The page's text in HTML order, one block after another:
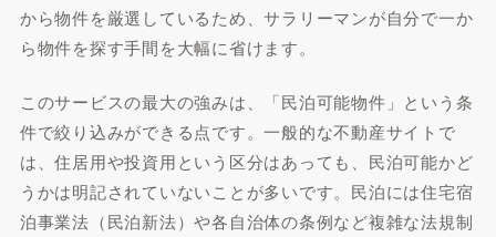
から物件を厳選しているため、サラリーマンが自分で一か
ら物件を探す手間を大幅に省けます。
このサービスの最大の強みは、「民泊可能物件」という条
件で絞り込みができる点です。一般的な不動産サイトで
は、住居用や投資用という区分はあっても、民泊可能かど
うかは明記されていないことが多いです。民泊には住宅宿
泊事業法（民泊新法）や各自治体の条例など複雑な法規制